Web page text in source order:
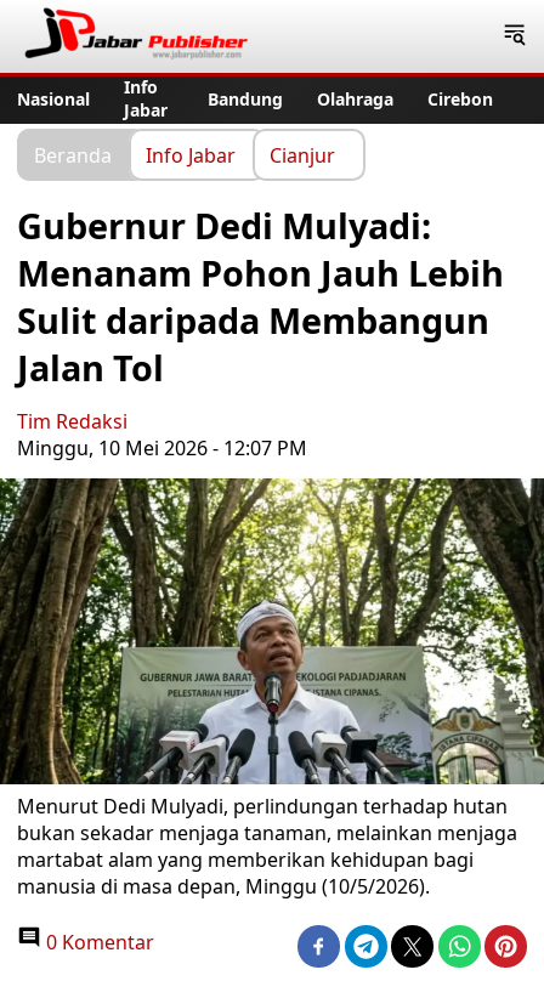
Nasional
Info
Jabar
Bandung Olahraga Cirebon
Beranda Info Jabar Cianjur
Gubernur Dedi Mulyadi:
Menanam Pohon Jauh Lebih
Sulit daripada Membangun
Jalan Tol
Tim Redaksi
Minggu, 10 Mei 2026 - 12:07 PM
Menurut Dedi Mulyadi, perlindungan terhadap hutan
bukan sekadar menjaga tanaman, melainkan menjaga
martabat alam yang memberikan kehidupan bagi
manusia di masa depan, Minggu (10/5/2026).
0 Komentar